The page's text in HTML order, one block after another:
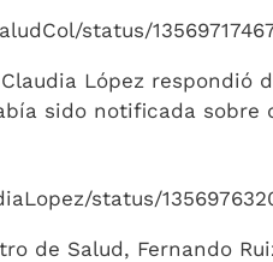
status/
López respondió
sido notificada sobre
status/
de Salud, Fernando